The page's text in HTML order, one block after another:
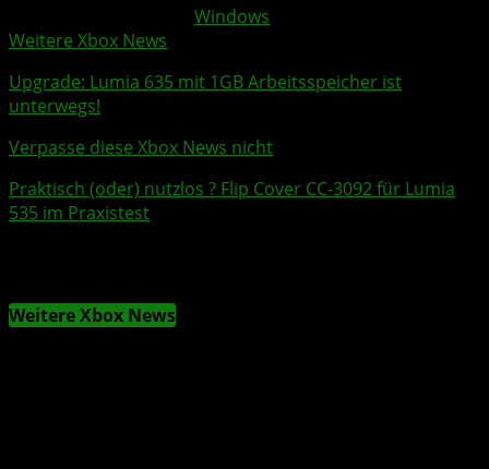
Windows
Weitere Xbox News
Upgrade: Lumia 635 mit 1GB Arbeitsspeicher ist
unterwegs!
Verpasse diese Xbox News nicht
Praktisch (oder) nutzlos ? Flip Cover CC-3092 für Lumia
535 im Praxistest
Weitere Xbox News